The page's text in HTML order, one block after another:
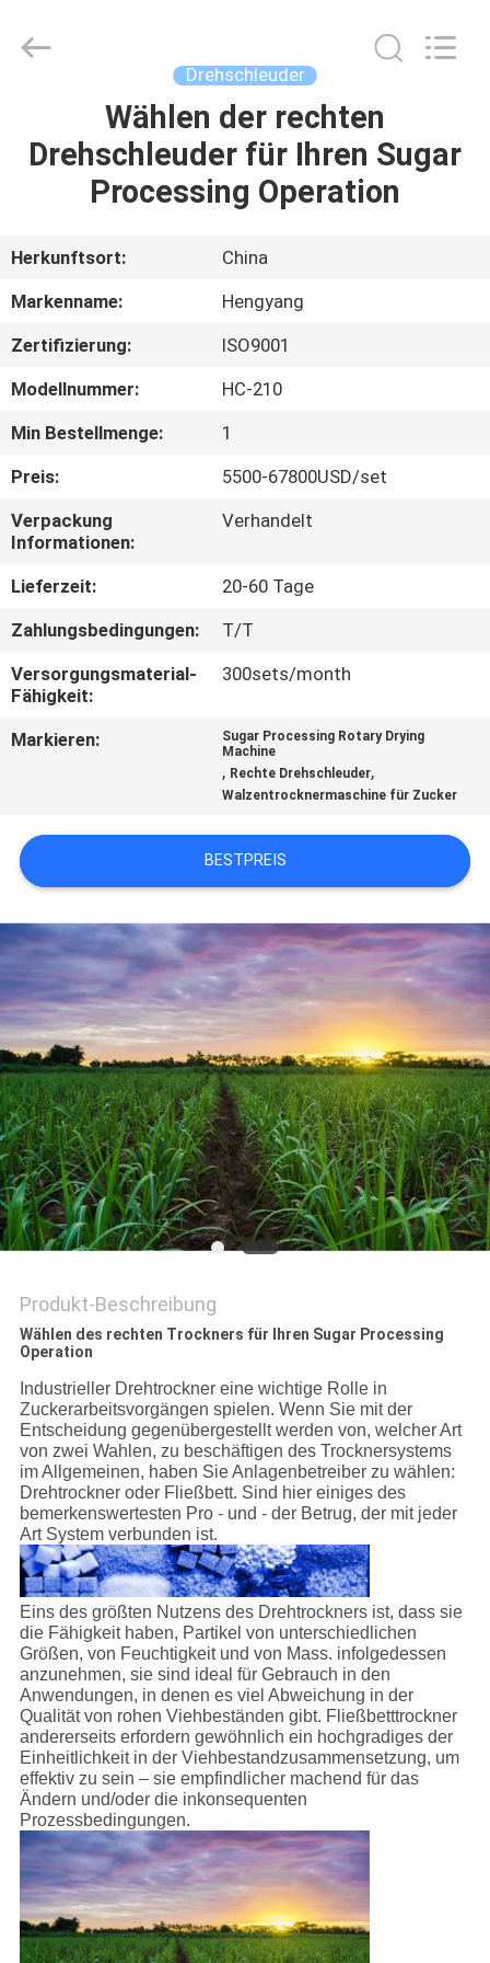
PRODUKTE
ÜBER
UNS
FABRIK-
AUSFLUG
QUALITÄTSKONTROLLE
TRETEN
SIE
MIT
IN
VERBINDUNG
FÄLLE
SITEMAP
DATENSCHUTZRICHTLINIE
Industrial
Drehschleuder
Wählen der rechten
Drehschleuder für Ihren Sugar
Processing Operation
Herkunftsort:
China
Markenname:
Hengyang
Zertifizierung:
ISO9001
Modellnummer:
HC-210
Min Bestellmenge:
1
Preis:
5500-67800USD/set
Verpackung
Informationen:
Verhandelt
Lieferzeit:
20-60 Tage
Zahlungsbedingungen:
T/T
Versorgungsmaterial-
Fähigkeit:
300sets/month
Markieren:
Sugar Processing Rotary Drying
Machine
, Rechte Drehschleuder,
Walzentrocknermaschine für Zucker
BESTPREIS
Produkt-Beschreibung
Wählen des rechten Trockners für Ihren Sugar Processing
Operation
Industrieller Drehtrockner eine wichtige Rolle in
Zuckerarbeitsvorgängen spielen. Wenn Sie mit der
Entscheidung gegenübergestellt werden von, welcher Art
von zwei Wahlen, zu beschäftigen des Trocknersystems
im Allgemeinen, haben Sie Anlagenbetreiber zu wählen:
Drehtrockner oder Fließbett. Sind hier einiges des
bemerkenswertesten Pro - und - der Betrug, der mit jeder
Art System verbunden ist.
Eins des größten Nutzens des Drehtrockners ist, dass sie
die Fähigkeit haben, Partikel von unterschiedlichen
Größen, von Feuchtigkeit und von Mass. infolgedessen
anzunehmen, sie sind ideal für Gebrauch in den
Anwendungen, in denen es viel Abweichung in der
Qualität von rohen Viehbeständen gibt. Fließbetttrockner
andererseits erfordern gewöhnlich ein hochgradiges der
Einheitlichkeit in der Viehbestandzusammensetzung, um
effektiv zu sein – sie empfindlicher machend für das
Ändern und/oder die inkonsequenten
Prozessbedingungen.